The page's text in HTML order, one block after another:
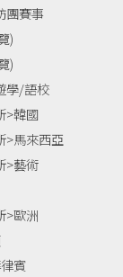
團賽事
)
)
學/語校
>韓國
馬來西亞
>藝術
>歐洲
賓